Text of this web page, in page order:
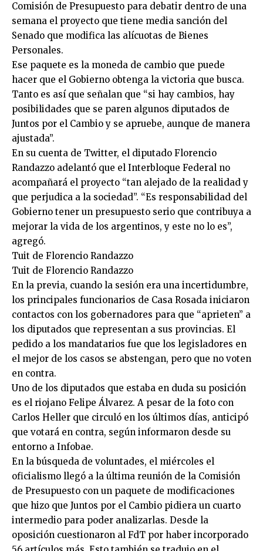
Comisión de Presupuesto para debatir dentro de una
semana el proyecto que tiene media sanción del
Senado que modifica las alícuotas de Bienes
Personales.
Ese paquete es la moneda de cambio que puede
hacer que el Gobierno obtenga la victoria que busca.
Tanto es así que señalan que “si hay cambios, hay
posibilidades que se paren algunos diputados de
Juntos por el Cambio y se apruebe, aunque de manera
ajustada”.
En su cuenta de Twitter, el diputado Florencio
Randazzo adelantó que el Interbloque Federal no
acompañará el proyecto “tan alejado de la realidad y
que perjudica a la sociedad”. “Es responsabilidad del
Gobierno tener un presupuesto serio que contribuya a
mejorar la vida de los argentinos, y este no lo es”,
agregó.
Tuit de Florencio Randazzo
Tuit de Florencio Randazzo
En la previa, cuando la sesión era una incertidumbre,
los principales funcionarios de Casa Rosada iniciaron
contactos con los gobernadores para que “aprieten” a
los diputados que representan a sus provincias. El
pedido a los mandatarios fue que los legisladores en
el mejor de los casos se abstengan, pero que no voten
en contra.
Uno de los diputados que estaba en duda su posición
es el riojano Felipe Álvarez. A pesar de la foto con
Carlos Heller que circuló en los últimos días, anticipó
que votará en contra, según informaron desde su
entorno a Infobae.
En la búsqueda de voluntades, el miércoles el
oficialismo llegó a la última reunión de la Comisión
de Presupuesto con un paquete de modificaciones
que hizo que Juntos por el Cambio pidiera un cuarto
intermedio para poder analizarlas. Desde la
oposición cuestionaron al FdT por haber incorporado